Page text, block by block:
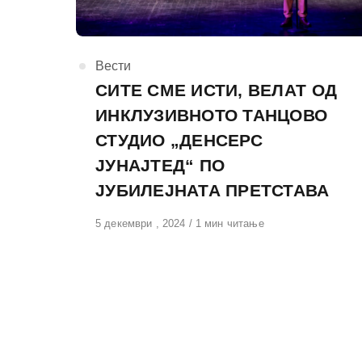
КАтегорија
Вести
СИТЕ СМЕ ИСТИ, ВЕЛАТ ОД
ИНКЛУЗИВНОТО ТАНЦОВО
СТУДИО „ДЕНСЕРС
ЈУНАЈТЕД“ ПО
ЈУБИЛЕЈНАТА ПРЕТСТАВА
Објавено
5 декември , 2024 1 мин читање